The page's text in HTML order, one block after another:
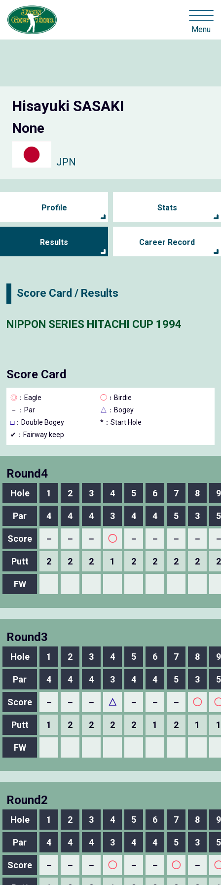
Menu
Hisayuki SASAKI
None
JPN
Profile Stats
Results Career Record
Score Card / Results
NIPPON SERIES HITACHI CUP 1994
Score Card
◎ ：Eagle ◯ ：Birdie
－
：Par △ ：Bogey
□：Double Bogey
*：Start Hole
✔：Fairway keep
Round4
Hole 1 2 3 4 5 6 7 8 9
Par 4 4 4 3 4 4 5 3 5
Score － － － ◯ － － － －
Putt 2 2 2 1 2 2 2 2 2
FW
Round3
Hole 1 2 3 4 5 6 7 8 9
Par 4 4 4 3 4 4 5 3 5
Score － － － △ － － － ◯
Putt 1 2 2 2 2 1 2 1 1
FW
Round2
Hole 1 2 3 4 5 6 7 8 9
Par 4 4 4 3 4 4 5 3 5
Score － － － ◯ － － ◯ －